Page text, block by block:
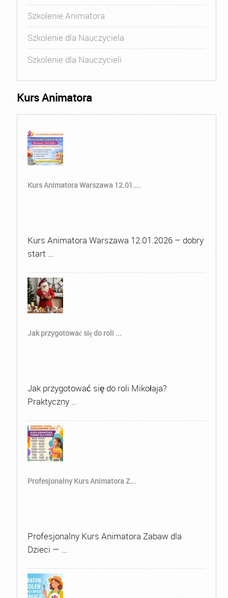
Szkolenie Animatora
Szkolenie dla Nauczyciela
Szkolenie dla Nauczycieli
Kurs Animatora
Kurs Animatora Warszawa 12.01....
Kurs Animatora Warszawa 12.01.2026 – dobry
start …
Jak przygotować się do roli ...
Jak przygotować się do roli Mikołaja?
Praktyczny …
Profesjonalny Kurs Animatora Z...
Profesjonalny Kurs Animatora Zabaw dla
Dzieci — …